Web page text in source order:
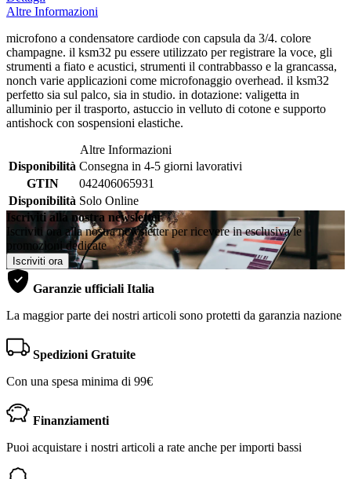
Altre Informazioni
microfono a condensatore cardiode con capsula da 3/4. colore
champagne. il ksm32 pu essere utilizzato per registrare la voce, gli
strumenti a fiato e acustici, strumenti il contrabbasso e la grancassa,
nonch varie applicazioni come microfonaggio overhead. il ksm32
perfetto sia sul palco, sia in studio. in dotazione: valigetta in
alluminio per il trasporto, astuccio in velluto di cotone e supporto
antishock con sospensioni elastiche.
Altre Informazioni
Disponibilità Consegna in 4-5 giorni lavorativi
GTIN
042406065931
Disponibilità Solo Online
Iscriviti alla nostra newsletter
Iscriviti ora alla nostra newsletter per ricevere in esclusiva le
promozioni dedicate
Iscriviti ora
Garanzie ufficiali Italia
La maggior parte dei nostri articoli sono protetti da garanzia nazione
Spedizioni Gratuite
Con una spesa minima di 99€
Finanziamenti
Puoi acquistare i nostri articoli a rate anche per importi bassi